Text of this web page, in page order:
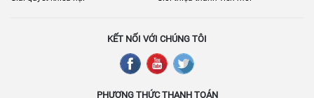
KẾT NỐI VỚI CHÚNG TÔI
PHƯƠNG THỨC THANH TOÁN